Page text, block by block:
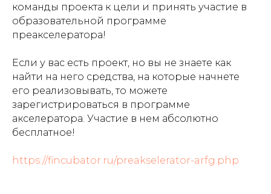
команды проекта к цели и принять участие в
образовательной программе
преакселератора!
Если у вас есть проект, но вы не знаете как
найти на него средства, на которые начнете
его реализовывать, то можете
зарегистрироваться в программе
акселератора. Участие в нем абсолютно
бесплатное!
https://fincubator.ru/preakselerator-arfg.php